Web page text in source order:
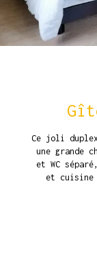
Ce joli
une grande
et WC
et cuisine